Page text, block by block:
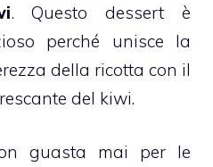
. Questo dessert è
perché unisce la
della ricotta con il
del kiwi.
guasta mai per le